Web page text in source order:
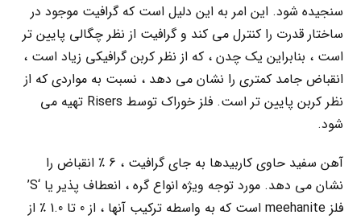
سنجیده شود. این امر به این دلیل است که گرافیت موجود در
ساختار قدرت را کنترل می کند و گرافیت از نظر چگالی پایین تر
است ، بنابراین یک چدن ، که از نظر کربن گرافیکی زیاد است ،
انقباض جامد کمتری را نشان می دهد ، نسبت به مواردی که از
نظر کربن پایین تر است. فلز خوراک توسط Risers تهیه می
شود.
آهن سفید حاوی کاربیدها به جای گرافیت ، 6 ٪ انقباض را
نشان می دهد. مورد توجه ویژه انواع گره ، انعطاف پذیر یا ‘S’
فلز meehanite است که به واسطه ترکیب آنها ، از 0 تا 1.0 ٪ از